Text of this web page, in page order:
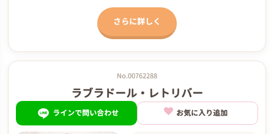
さらに詳しく
No.00762288
ラブラドール・レトリバー
ラインで問い合わせ お気に入り追加